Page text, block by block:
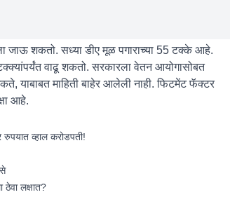
जाऊ शकतो. सध्या डीए मूळ पगाराच्या 55 टक्के आहे.
वाढू शकतो. सरकारला वेतन आयोगासोबत
याबाबत माहिती बाहेर आलेली नाही. फिटमेंट फॅक्टर
आहे.
व्हाल करोडपती!
लक्षात?